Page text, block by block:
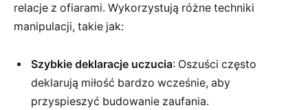
relacje z ofiarami. Wykorzystują różne techniki
manipulacji, takie jak:
Szybkie deklaracje uczucia: Oszuści często
deklarują miłość bardzo wcześnie, aby
przyspieszyć budowanie zaufania.